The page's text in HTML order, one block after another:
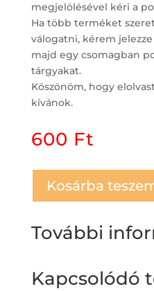
megjelölésével kéri a
Ha több terméket
válogatni, kérem jelezze
majd egy csomagban
tárgyakat.
Köszönöm, hogy
kívánok.
600 Ft
Kosárba
További
Kapcsolódó